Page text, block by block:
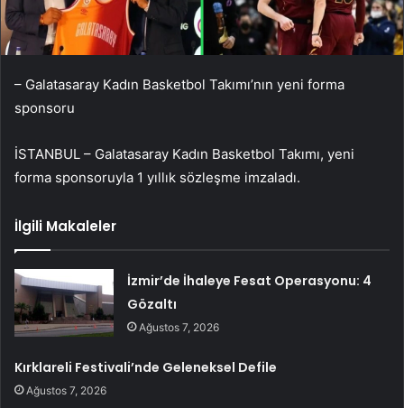
– Galatasaray Kadın Basketbol Takımı’nın yeni forma
sponsoru
İSTANBUL – Galatasaray Kadın Basketbol Takımı, yeni
forma sponsoruyla 1 yıllık sözleşme imzaladı.
İlgili Makaleler
İzmir’de İhaleye Fesat Operasyonu: 4
Gözaltı
Ağustos 7, 2026
Kırklareli Festivali’nde Geleneksel Defile
Ağustos 7, 2026